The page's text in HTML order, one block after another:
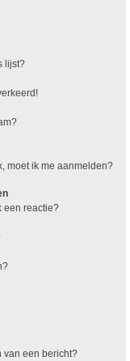
lijst?
moet ik me aanmelden?
een reactie?
van een bericht?